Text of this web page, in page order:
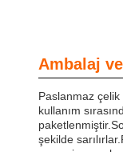
Ambalaj
Paslanmaz çelik
kullanım
şekilde